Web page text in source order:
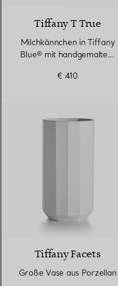
Tiffany T True
Milchkännchen in Tiffany
Blue® mit handgemaltem
€ 410
Tiffany Facets
Große Vase aus Porzellan